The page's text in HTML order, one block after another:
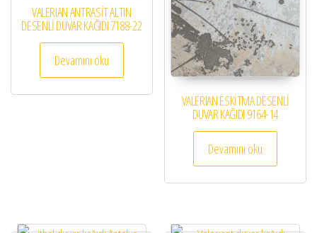
VALERIAN ANTRASİT ALTIN
DESENLİ DUVAR KAĞIDI 7188-22
Devamını oku
VALERIAN ESKİTMA DESENLİ
DUVAR KAĞIDI 9164-14
Devamını oku